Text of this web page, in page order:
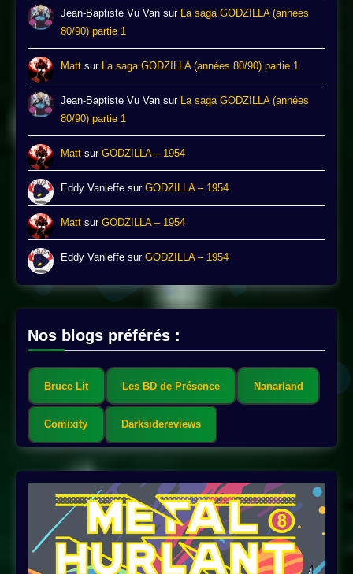
Jean-Baptiste Vu Van sur La saga GODZILLA (années
80/90) partie 1
Matt sur La saga GODZILLA (années 80/90) partie 1
Jean-Baptiste Vu Van sur La saga GODZILLA (années
80/90) partie 1
Matt surGODZILLA – 1954
Eddy Vanleffe surGODZILLA – 1954
Matt surGODZILLA – 1954
Eddy Vanleffe surGODZILLA – 1954
Nos blogs préférés :
Bruce Lit Les BD de Présence Nanarland
Comixity Darksidereviews